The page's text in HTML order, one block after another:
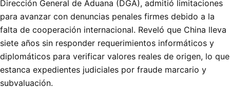
Dirección General de Aduana (DGA), admitió limitaciones
para avanzar con denuncias penales firmes debido a la
falta de cooperación internacional. Reveló que China lleva
siete años sin responder requerimientos informáticos y
diplomáticos para verificar valores reales de origen, lo que
estanca expedientes judiciales por fraude marcario y
subvaluación.